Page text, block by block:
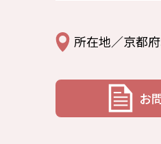
所在地／京都
お